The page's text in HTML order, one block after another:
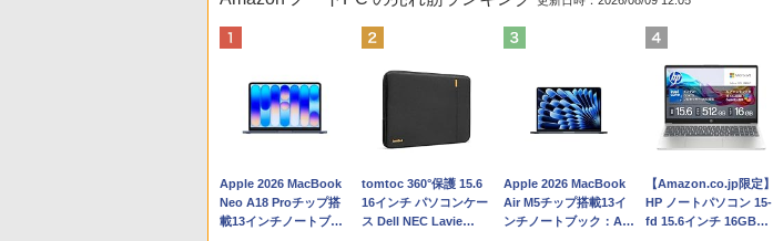
Apple 2026 MacBook
Neo A18 Proチップ搭
載13インチノートブッ
tomtoc 360°保護 15.6
16インチ パソコンケー
ス Dell NEC Lavie
Apple 2026 MacBook
Air M5チップ搭載13イ
ンチノートブック：AI
【Amazon.co.jp限定】
HP ノートパソコン 15-
fd 15.6インチ 16GBメ